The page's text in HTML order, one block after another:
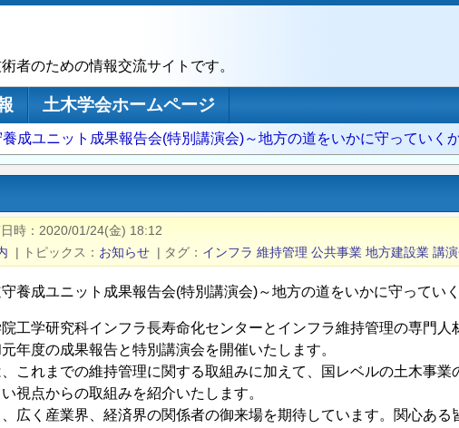
者のための情報交流サイトです。
土木学会ホームページ
成ユニット成果報告会(特別講演会)～地方の道をいかに守っていく
時
2020/01/24(金) 18:12
| トピックス お知らせ | タグ インフラ 維持管理 公共事業 地方建設業 講
養成ユニット成果報告会(特別講演会)～地方の道をいかに守ってい
工学研究科インフラ長寿命化センターとインフラ維持管理の専門
年度の成果報告と特別講演会を開催いたします。
これまでの維持管理に関する取組みに加えて、国レベルの土木事
視点からの取組みを紹介いたします。
広く産業界、経済界の関係者の御来場を期待しています。関心ある